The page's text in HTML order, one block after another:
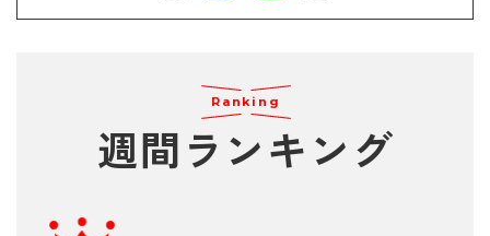
Ranking
週間ランキング